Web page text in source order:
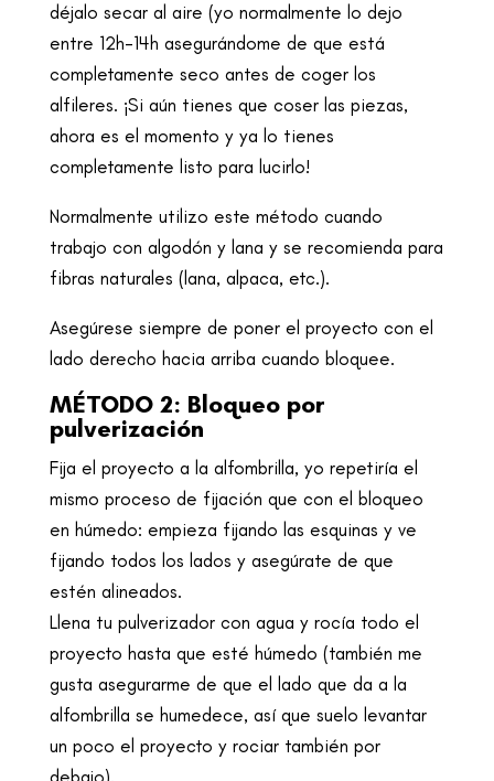
déjalo secar al aire (yo normalmente lo dejo
entre 12h-14h asegurándome de que está
completamente seco antes de coger los
alfileres. ¡Si aún tienes que coser las piezas,
ahora es el momento y ya lo tienes
completamente listo para lucirlo!
Normalmente utilizo este método cuando
trabajo con algodón y lana y se recomienda para
fibras naturales (lana, alpaca, etc.).
Asegúrese siempre de poner el proyecto con el
lado derecho hacia arriba cuando bloquee.
MÉTODO 2: Bloqueo por
pulverización
Fija el proyecto a la alfombrilla, yo repetiría el
mismo proceso de fijación que con el bloqueo
en húmedo: empieza fijando las esquinas y ve
fijando todos los lados y asegúrate de que
estén alineados.
Llena tu pulverizador con agua y rocía todo el
proyecto hasta que esté húmedo (también me
gusta asegurarme de que el lado que da a la
alfombrilla se humedece, así que suelo levantar
un poco el proyecto y rociar también por